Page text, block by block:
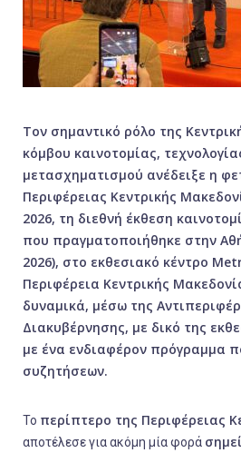
Τον σημαντικό ρόλο της
κόμβου καινοτομίας,
μετασχηματισμού ανέδειξε η
Περιφέρειας Κεντρικής
2026, τη διεθνή έκθεση
που πραγματοποιήθηκε στην
2026), στο εκθεσιακό κέντρο
Περιφέρεια Κεντρικής
δυναμικά, μέσω της
Διακυβέρνησης, με δικό της
με ένα ενδιαφέρον πρόγραμμα
συζητήσεων.
Το περίπτερο της Περιφέρειας
αποτέλεσε για ακόμη μία φορά